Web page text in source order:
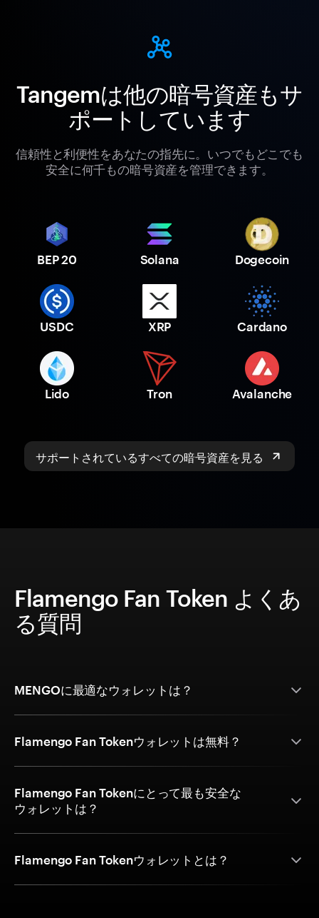
Tangemは他の暗号資産もサ
ポートしています
信頼性と利便性をあなたの指先に。いつでもどこでも
安全に何千もの暗号資産を管理できます。
BEP 20 Solana Dogecoin
USDC XRP Cardano
Lido Tron Avalanche
サポートされているすべての暗号資産を見る
Flamengo Fan Token よくあ
る質問
MENGOに最適なウォレットは？
Flamengo Fan Tokenウォレットは無料？
Flamengo Fan Tokenにとって最も安全な
ウォレットは？
Flamengo Fan Tokenウォレットとは？